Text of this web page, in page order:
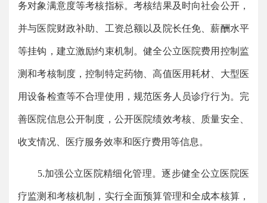
务对象满意度等考核指标。考核结果及时向社会公开，
并与医院财政补助、工资总额以及院长任免、薪酬水平
等挂钩，建立激励约束机制。健全公立医院费用控制监
测和考核制度，控制特定药物、高值医用耗材、大型医
用设备检查等不合理使用，规范医务人员诊疗行为。完
善医院信息公开制度，公开医院绩效考核、质量安全、
收支情况、医疗服务效率和医疗费用等信息。
5.加强公立医院精细化管理。逐步健全公立医院医
疗监测和考核机制，实行全面预算管理和全成本核算，